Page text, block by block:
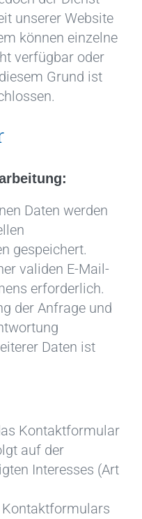
unserer Website
können einzelne
verfügbar oder
Grund ist
Daten werden
gespeichert.
validen E-Mail-
erforderlich.
der Anfrage und
Daten ist
Kontaktformular
auf der
Interesses (Art
Kontaktformulars